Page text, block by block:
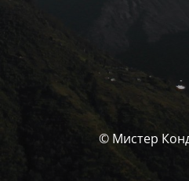
© Мистер